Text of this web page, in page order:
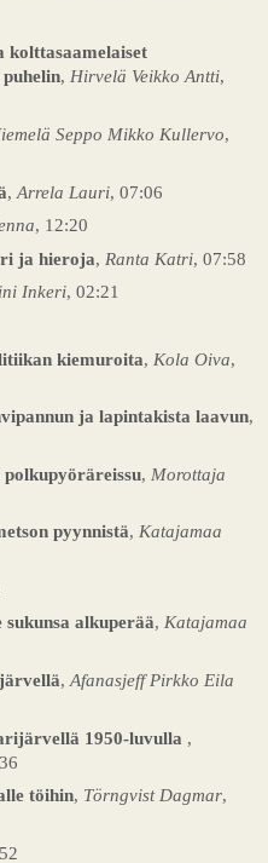
kolttasaamelaiset
, Hirvelä Veikko Antti,
Seppo Mikko Kullervo,
, Arrela Lauri, 07:06
, 12:20
ja hieroja, Ranta Katri, 07:58
Inkeri, 02:21
kiemuroita, Kola Oiva,
ja lapintakista laavun,
, Morottaja
pyynnistä, Katajamaa
alkuperää, Katajamaa
, Afanasjeff Pirkko Eila
1950-luvulla ,
töihin, Törngvist Dagmar,